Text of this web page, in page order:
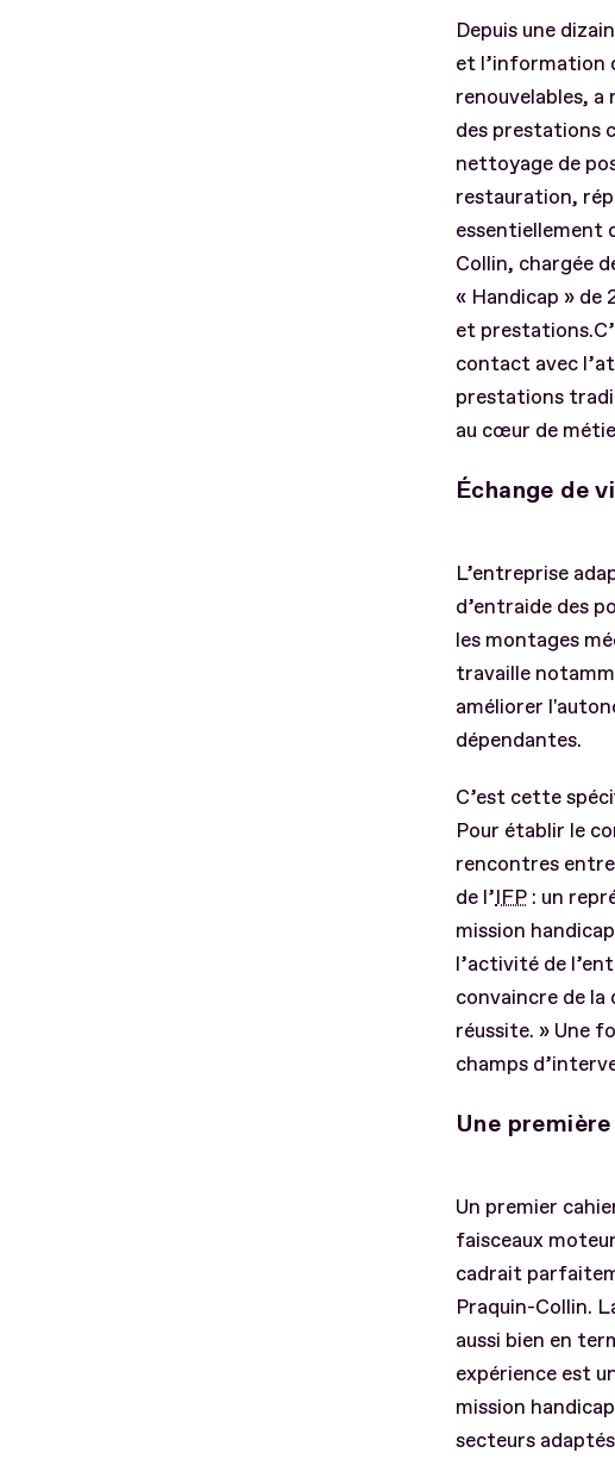
Depuis une
et l’information
renouvelables,
des prestations
nettoyage de
restauration,
essentiellement
Collin, chargée
« Handicap » de
et
contact avec
prestations
au cœur de
Échange de
L’entreprise
d’entraide des
les montages
travaille
améliorer
dépendantes.
C’est cette
Pour établir le
rencontres
de l’IFP : un
mission
l’activité de
convaincre de
réussite. » Une
champs
Une
Un premier
faisceaux
cadrait
Praquin-Collin.
aussi bien en
expérience est
mission
secteurs